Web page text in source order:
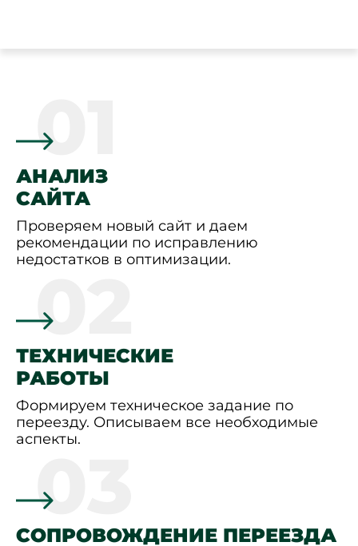
01
АНАЛИЗ
САЙТА
Проверяем новый сайт и даем
рекомендации по исправлению
недостатков в оптимизации.
02
ТЕХНИЧЕСКИЕ
РАБОТЫ
Формируем техническое задание по
переезду. Описываем все необходимые
аспекты.
03
СОПРОВОЖДЕНИЕ ПЕРЕЕЗДА